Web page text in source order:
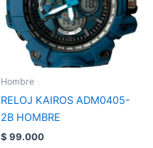
Hombre
RELOJ KAIROS ADM0405-
2B HOMBRE
$ 99.000